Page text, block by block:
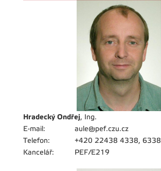
Hradecký Ondřej, Ing.
E-mail:
aule@pef.czu.cz
Telefon:
+420 22438 4338, 6338
Kancelář:
PEF/E219